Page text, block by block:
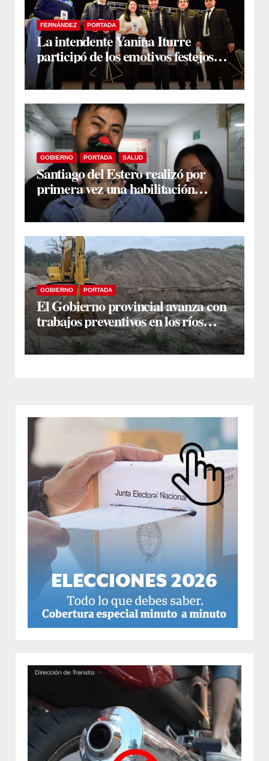
FERNÁNDEZ PORTADA
La intendente Yanina Iturre
participó de los emotivos festejos
por el Aniversario del Taekwon-Do
en Fernández
GOBIERNO PORTADA SALUD
Santiago del Estero realizó por
primera vez una habilitación
auditiva con vincha de conducción
ósea
GOBIERNO PORTADA
El Gobierno provincial avanza con
trabajos preventivos en los ríos
Dulce y Salado y en los Bajos
Submeridionales